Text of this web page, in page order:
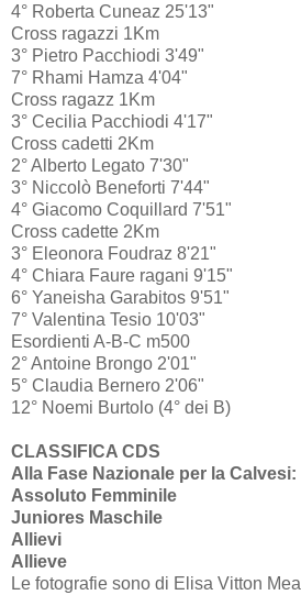
4° Roberta Cuneaz 25'13"
Cross ragazzi 1Km
3° Pietro Pacchiodi 3'49"
7° Rhami Hamza 4'04"
Cross ragazz 1Km
3° Cecilia Pacchiodi 4'17"
Cross cadetti 2Km
2° Alberto Legato 7'30"
3° Niccolò Beneforti 7'44"
4° Giacomo Coquillard 7'51"
Cross cadette 2Km
3° Eleonora Foudraz 8'21"
4° Chiara Faure ragani 9'15"
6° Yaneisha Garabitos 9'51"
7° Valentina Tesio 10'03"
Esordienti A-B-C m500
2° Antoine Brongo 2'01"
5° Claudia Bernero 2'06"
12° Noemi Burtolo (4° dei B)
CLASSIFICA CDS
Alla Fase Nazionale per la Calvesi:
Assoluto Femminile
Juniores Maschile
Allievi
Allieve
Le fotografie sono di Elisa Vitton Mea